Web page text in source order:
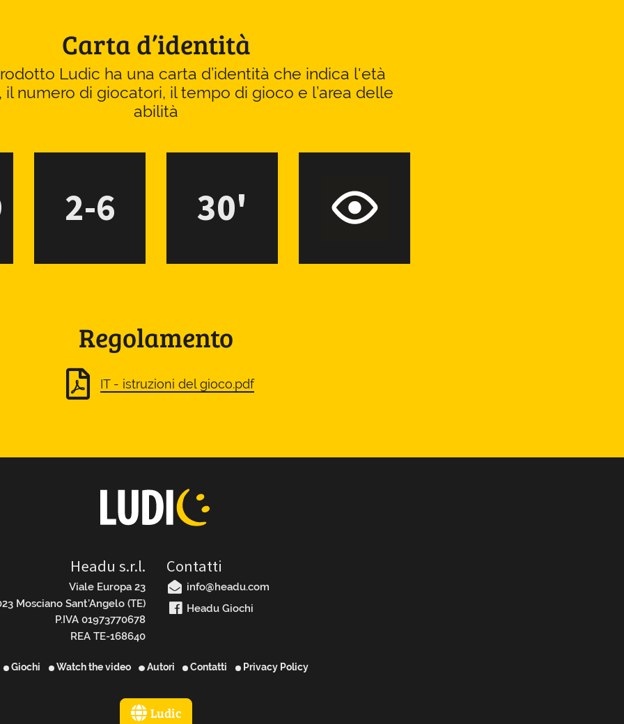
Carta d’identità
Ludic ha una carta d’identità che indica l'età
il numero di giocatori, il tempo di gioco e l’area delle
abilità
2-6 30'
Regolamento
IT - istruzioni del gioco.pdf
Headu s.r.l.
Viale Europa 23
Mosciano Sant’Angelo (TE)
P.IVA 01973770678
REA TE-168640
Contatti
info@headu.com
Headu Giochi
Giochi Watch the video Autori Contatti Privacy Policy
Ludic